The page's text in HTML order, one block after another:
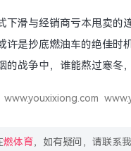
下滑与经销商亏本甩卖的
许是抄底燃油车的绝佳时
的战争中，谁能熬过寒冬
www.youxixiong.com
燃体育，如有疑问，请联系我